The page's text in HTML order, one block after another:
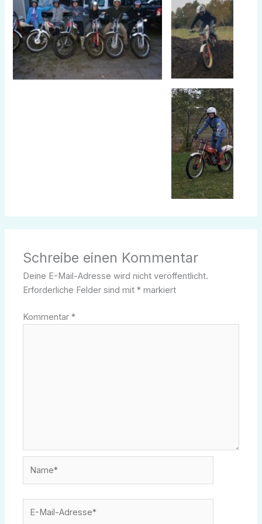
Schreibe einen Kommentar
Deine E-Mail-Adresse wird nicht veröffentlicht.
Erforderliche Felder sind mit* markiert
Kommentar*